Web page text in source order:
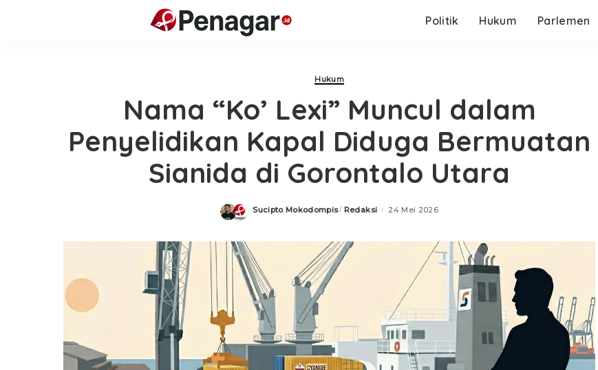
Politik Hukum Parlemen
Hukum
Nama “Ko’ Lexi” Muncul dalam
Penyelidikan Kapal Diduga Bermuatan
Sianida di Gorontalo Utara
Posted
Sucipto Mokodompis Redaksi 24 Mei 2026